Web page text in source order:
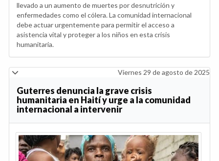
llevado a un aumento de muertes por desnutrición y
enfermedades como el cólera. La comunidad internacional
debe actuar urgentemente para permitir el acceso a
asistencia vital y proteger a los niños en esta crisis
humanitaria.
Viernes 29 de agosto de 2025
Guterres denuncia la grave crisis
humanitaria en Haití y urge a la comunidad
internacional a intervenir